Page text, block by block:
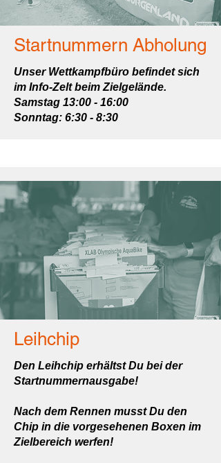
Startnummern Abholung
Unser Wettkampfbüro befindet sich
im Info-Zelt beim Zielgelände.
Samstag 13:00 - 16:00
Sonntag: 6:30 - 8:30
Leihchip
Den Leihchip erhältst Du bei der
Startnummernausgabe!
Nach dem Rennen musst Du den
Chip in die vorgesehenen Boxen im
Zielbereich werfen!